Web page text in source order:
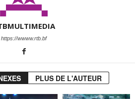
https://wwww.rtb.bf
PLUS DE L'AUTEUR